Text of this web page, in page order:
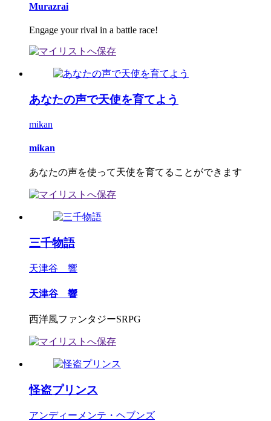
Murazrai
Engage your rival in a battle race!
あなたの声で天使を育てよう
mikan
mikan
あなたの声を使って天使を育てることができます
三千物語
天津谷 響
天津谷 響
西洋風ファンタジーSRPG
怪盗プリンス
アンディーメンテ・ヘブンズ